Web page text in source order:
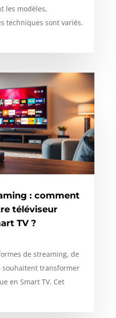
les modèles,
techniques sont variés.
: comment
téléviseur
TV ?
de streaming, de
souhaitent transformer
en Smart TV. Cet